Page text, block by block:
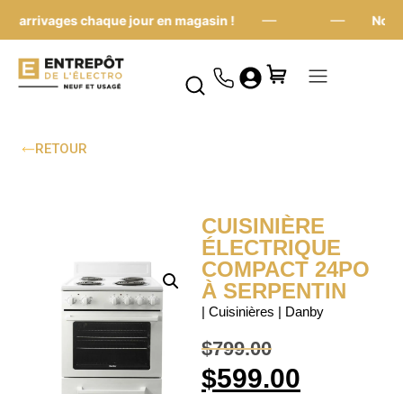
arrivages chaque jour en magasin ! — —
RETOUR
CUISINIÈRE
ÉLECTRIQUE
COMPACT 24PO
À SERPENTIN
| Cuisinières | Danby
$799.00
$599.00